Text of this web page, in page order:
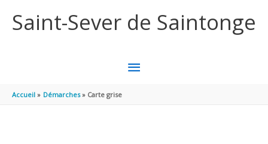
Saint-Sever de Saintonge
MENU
Accueil Démarches Carte grise